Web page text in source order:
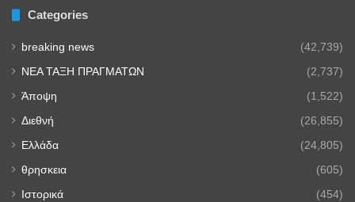
Categories
breaking news (42,739)
NEA TAΞΗ ΠΡΑΓΜΑΤΩΝ (2,737)
Άποψη (1,522)
Διεθνή (26,855)
Ελλάδα (24,805)
θρησκεια (605)
Ιστορικά (454)